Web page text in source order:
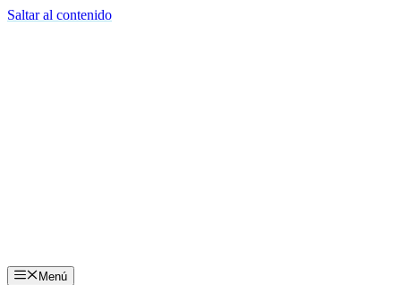
Saltar al contenido
Menú